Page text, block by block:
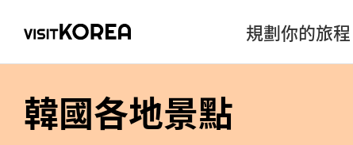
規劃你的旅程
韓國各地景點